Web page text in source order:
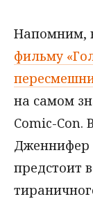
Напомним,
фильму
на самом
Comic-Con.
Дженнифер
предстоит